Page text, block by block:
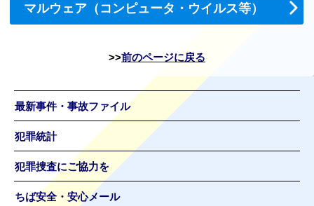
マルウェア（コンピュータ・ウイルス等）
前のページに戻る
最新事件・事故ファイル
犯罪統計
犯罪捜査にご協力を
ちば安全・安心メール